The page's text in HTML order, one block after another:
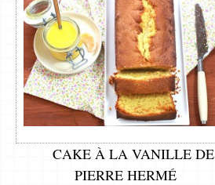
CAKE À LA VANILLE DE
PIERRE HERMÉ